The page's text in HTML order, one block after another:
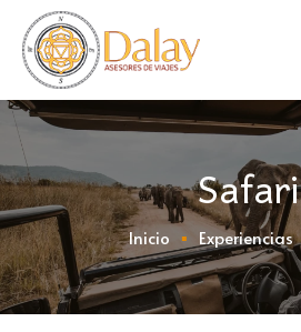
Safari
Inicio Experiencias